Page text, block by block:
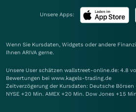
Unsere Apps:
Wenn Sie Kursdaten, Widgets oder andere
Ihnen ARIVA gerne.
Unsere User schätzen wallstreet-online.de: 4.8
Bewertungen bei www.kagels-trading.de
Zeitverzögerung der Kursdaten: Deutsche Börsen
NYSE +20 Min. AMEX +20 Min. Dow Jones +15